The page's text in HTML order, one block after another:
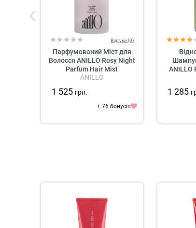
Відгуки (0)
Парфумований Міст для
Волосся ANILLO Rosy Night
Parfum Hair Mist
ANILLO
1 525 грн.
+ 76 бонусів
ANILLO
1 285